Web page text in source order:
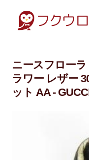
ニースフロー
ラワー レザー
ット AA -